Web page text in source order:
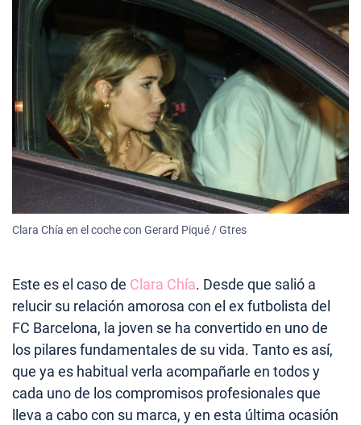
Clara Chía en el coche con Gerard Piqué / Gtres
Este es el caso de Clara Chía. Desde que salió a
relucir su relación amorosa con el ex futbolista del
FC Barcelona, la joven se ha convertido en uno de
los pilares fundamentales de su vida. Tanto es así,
que ya es habitual verla acompañarle en todos y
cada uno de los compromisos profesionales que
lleva a cabo con su marca, y en esta última ocasión